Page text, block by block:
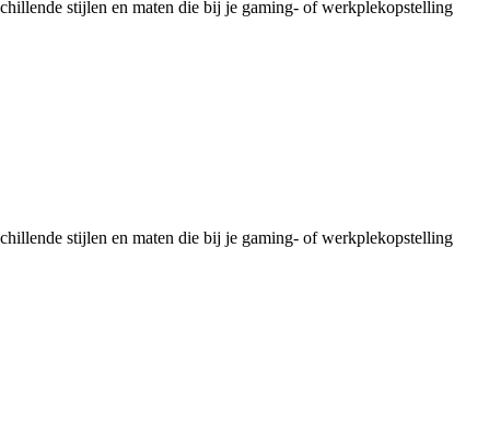
stijlen en maten die bij je gaming- of werkplekopstelling
stijlen en maten die bij je gaming- of werkplekopstelling